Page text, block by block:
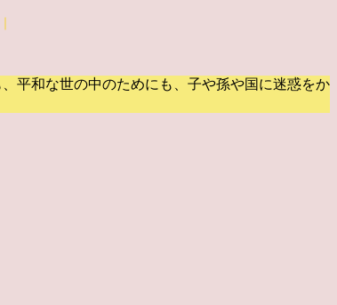
平和な世の中のためにも、子や孫や国に迷惑をか